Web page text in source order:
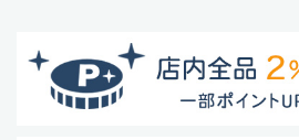
商品カテゴリー